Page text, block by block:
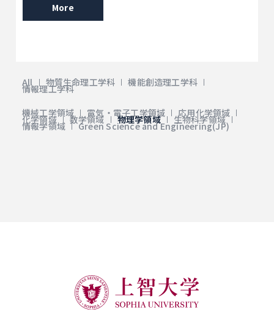
More
All 物質生命理工学科 機能創造理工学科
情報理工学科
機械工学領域
電気・電子工学領域 応用化学領域
化学領域 数学領域 物理学領域 生物科学領域
情報学領域 Green Science and Engineering(JP)